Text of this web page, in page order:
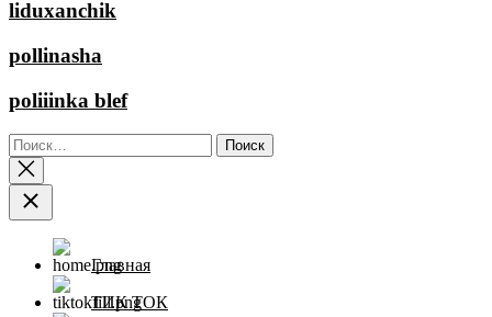
liduxanchik
pollinasha
poliiinka blef
Найти:
Главная
ТИК ТОК